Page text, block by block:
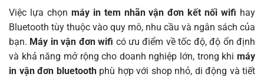
Việc lựa chọn máy in tem nhãn vận đơn kết nối wifi hay
Bluetooth tùy thuộc vào quy mô, nhu cầu và ngân sách của
bạn. Máy in vận đơn wifi có ưu điểm về tốc độ, độ ổn định
và khả năng mở rộng cho doanh nghiệp lớn, trong khi máy
in vận đơn bluetoothphù hợp với shop nhỏ, di động và tiết